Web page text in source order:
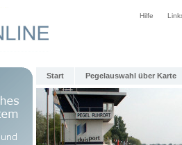
Hilfe
Start Pegelauswahl über Karte